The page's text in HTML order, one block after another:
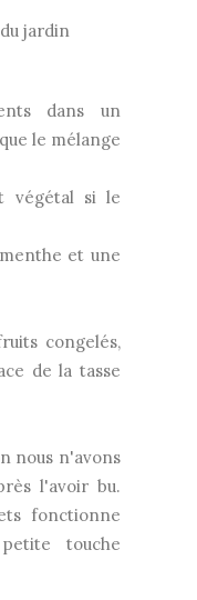
jardin
dans un
le mélange
végétal si le
et une
congelés,
de la tasse
nous n'avons
l'avoir bu.
fonctionne
touche